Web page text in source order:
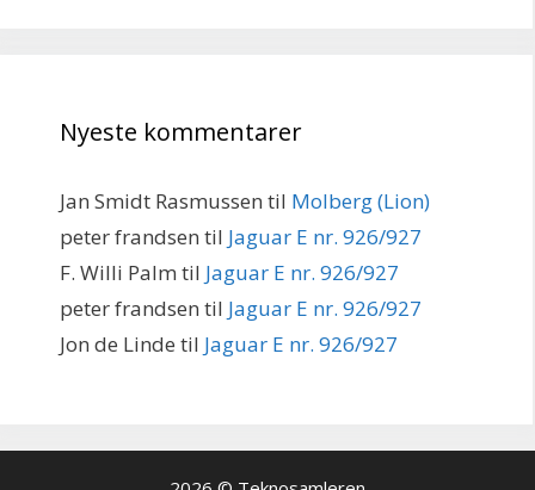
Nyeste kommentarer
Jan Smidt Rasmussen til Molberg (Lion)
peter frandsen til Jaguar E nr. 926/927
F. Willi Palm til Jaguar E nr. 926/927
peter frandsen til Jaguar E nr. 926/927
Jon de Linde til Jaguar E nr. 926/927